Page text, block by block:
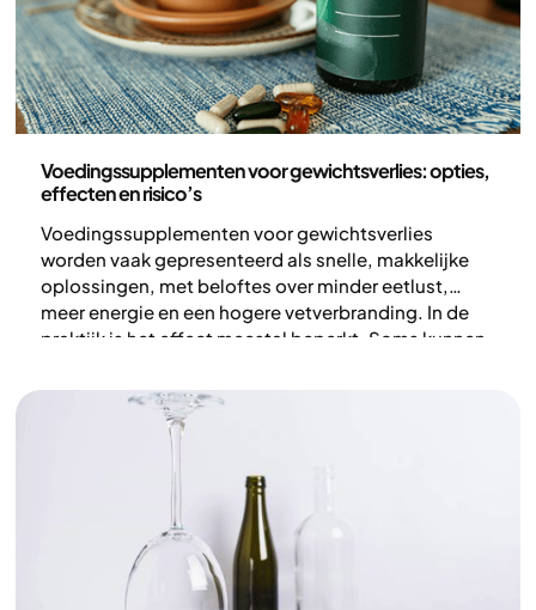
Voedingssupplementen voor gewichtsverlies: opties,
effecten en risico’s
Voedingssupplementen voor gewichtsverlies
worden vaak gepresenteerd als snelle, makkelijke
oplossingen, met beloftes over minder eetlust,
meer energie en een hogere vetverbranding. In de
praktijk is het effect meestal beperkt. Soms kunnen
voedingspatroon, maar ze vervangen niet wat op de
lange termijn echt invloed heeft op gewicht en
gezondheid: leefstijl, energiebalans en gedrag.